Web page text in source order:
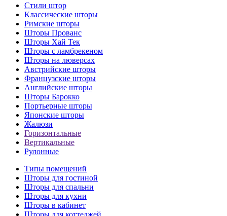
Стили штор
Классические шторы
Римские шторы
Шторы Прованс
Шторы Хай Тек
Шторы с ламбрекеном
Шторы на люверсах
Австрийские шторы
Французские шторы
Английские шторы
Шторы Барокко
Портьерные шторы
Японские шторы
Жалюзи
Горизонтальные
Вертикальные
Рулонные
Типы помещений
Шторы для гостиной
Шторы для спальни
Шторы для кухни
Шторы в кабинет
Шторы для коттеджей